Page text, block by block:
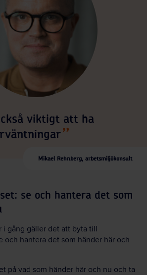
viktigt att ha
Mikael Rehnberg, arbetsmiljökonsult
se och hantera det som
i gång gäller det att byta till
och hantera det som händer här och
på vad som händer här och nu och ta